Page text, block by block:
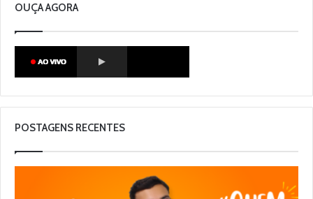
OUÇA AGORA
POSTAGENS RECENTES